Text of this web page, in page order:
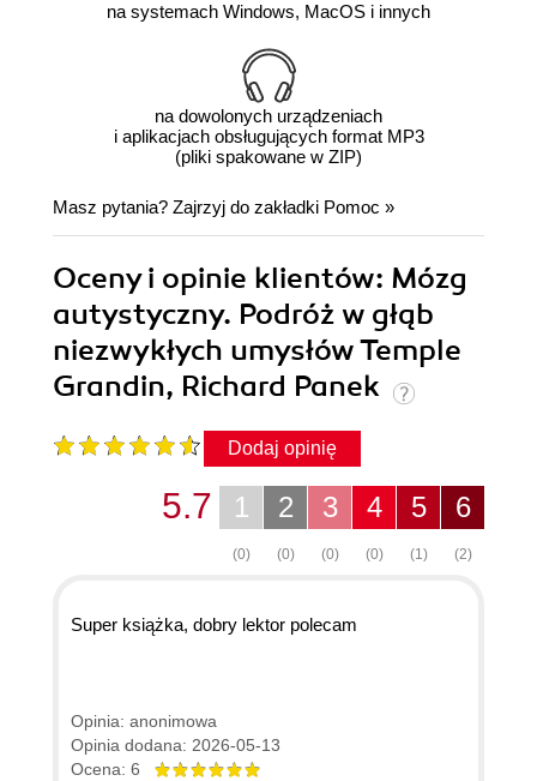
na systemach Windows, MacOS i innych
na dowolonych urządzeniach
i aplikacjach obsługujących format MP3
(pliki spakowane w ZIP)
Masz pytania? Zajrzyj do zakładki Pomoc »
Oceny i opinie klientów: Mózg
autystyczny. Podróż w głąb
niezwykłych umysłów Temple
Grandin, Richard Panek
Dodaj opinię
6
(2)
5
(1)
4
(0)
3
(0)
2
(0)
1
(0)
5.7
Super książka, dobry lektor polecam
Opinia: anonimowa
Opinia dodana: 2026-05-13
Ocena: 6